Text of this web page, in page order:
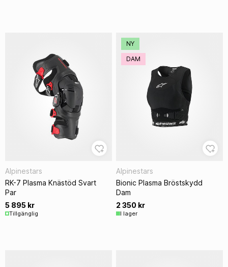
Alpinestars
RK-7 Plasma Knästöd Svart
Par
5 895 kr
Tillgänglig
NY
DAM
Alpinestars
Bionic Plasma Bröstskydd
Dam
2 350 kr
I lager